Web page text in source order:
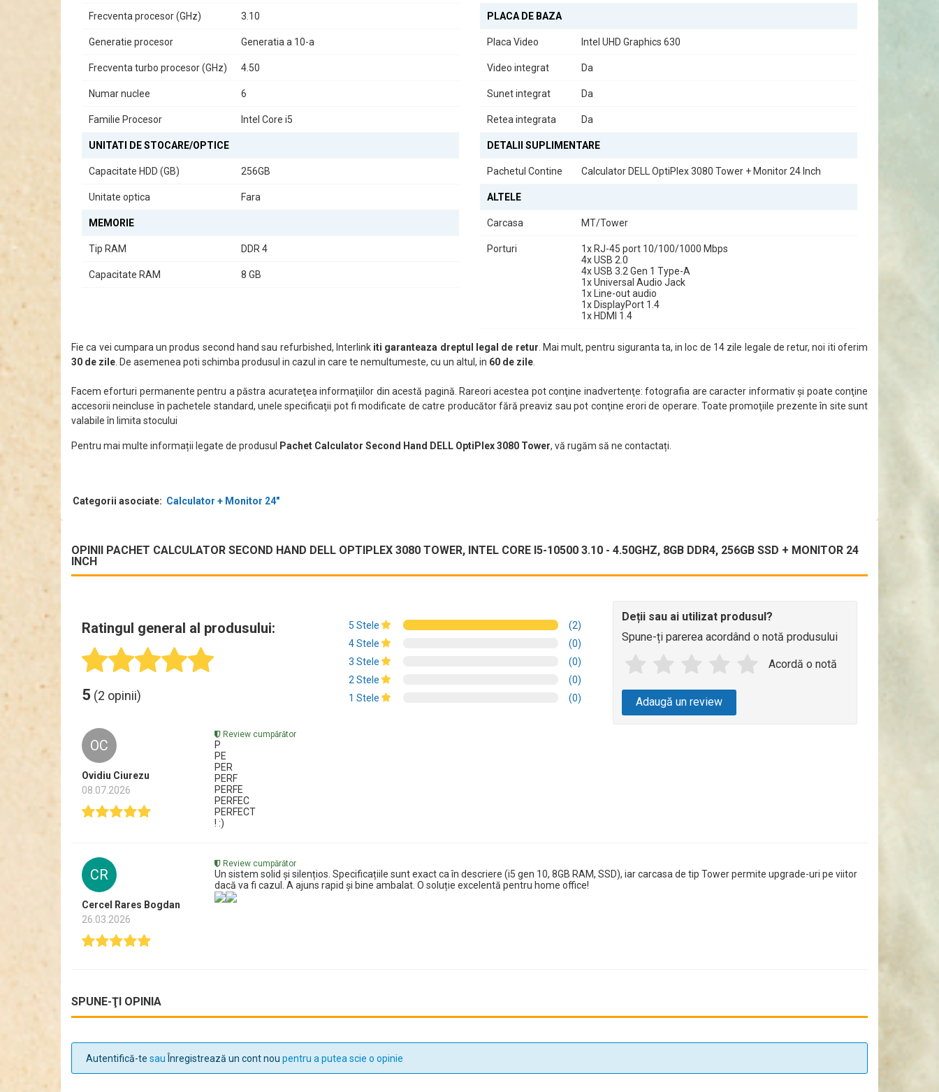
Monitor de 24 Inch
activitățile zilnice cu ușurință.
Frecventa procesor (GHz) 3.10
Generatie procesor Generatia a 10-a
Frecventa turbo procesor (GHz) 4.50
Numar nuclee 6
Familie Procesor Intel Core i5
UNITATI DE STOCARE/OPTICE
Capacitate HDD (GB) 256GB
Unitate optica Fara
MEMORIE
Tip RAM DDR 4
Capacitate RAM 8 GB
PLACA DE BAZA
Placa Video Intel UHD Graphics 630
Video integrat Da
Sunet integrat Da
Retea integrata Da
DETALII SUPLIMENTARE
Pachetul Contine Calculator DELL OptiPlex 3080 Tower + Monitor 24 Inch
ALTELE
Carcasa MT/Tower
Porturi
1x RJ-45 port 10/100/1000 Mbps
4x USB 2.0
4x USB 3.2 Gen 1 Type-A
1x Universal Audio Jack
1x Line-out audio
1x DisplayPort 1.4
1x HDMI 1.4
Fie ca vei cumpara un produs second hand sau refurbished, Interlink iti garanteaza dreptul legal de retur . Mai mult, pentru siguranta ta, in loc de 14 zile legale de retur, noi iti oferim
30 de zile . De asemenea poti schimba produsul in cazul in care te nemultumeste, cu un altul, in 60 de zile
Facem eforturi permanente pentru a păstra acurateţea informaţiilor din acestă pagină. Rareori acestea pot conţine inadvertenţe: fotografia are caracter informativ şi poate conţine
accesorii neincluse în pachetele standard, unele specificaţii pot fi modificate de catre producător fără preaviz sau pot conţine erori de operare. Toate promoţiile prezente în site sunt
valabile în limita stocului
Pentru mai multe informații legate de produsul Pachet Calculator Second Hand DELL OptiPlex 3080 Tower, vă rugăm să ne contactați.
Categorii asociate: Calculator + Monitor 24"
OPINII PACHET CALCULATOR SECOND HAND DELL OPTIPLEX 3080 TOWER, INTEL CORE I5-10500 3.10 - 4.50GHZ, 8GB DDR4, 256GB SSD + MONITOR 24
INCH
Ratingul general al produsului:
5 (2 opinii)
5 Stele
(2)
4 Stele
(0)
3 Stele
(0)
2 Stele
(0)
1 Stele
(0)
Deții sau ai utilizat produsul?
Spune-ți parerea acordând o notă produsului
Acordă o notă
Adaugă un review
OC
Ovidiu Ciurezu
08.07.2026
Review cumpărător
P
PE
PER
PERF
PERFE
PERFEC
PERFECT
! :)
CR
Cercel Rares Bogdan
26.03.2026
Review cumpărător
Un sistem solid și silențios. Specificațiile sunt exact ca în descriere (i5 gen 10, 8GB RAM, SSD), iar carcasa de tip Tower permite upgrade-uri pe viitor
dacă va fi cazul. A ajuns rapid și bine ambalat. O soluție excelentă pentru home office!
SPUNE-ŢI OPINIA
Autentifică-te sau Înregistrează un cont nou pentru a putea scie o opinie